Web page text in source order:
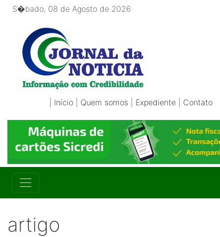
S�bado, 08 de Agosto de 2026
Início Quem somos Expediente Contato
artigo